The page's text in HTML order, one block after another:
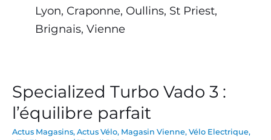
Lyon, Craponne, Oullins, St Priest,
Brignais, Vienne
Specialized Turbo Vado 3 :
l’équilibre parfait
Actus Magasins, Actus Vélo, Magasin Vienne, Vélo Electrique,
Specialized
Turbo
Vado
3